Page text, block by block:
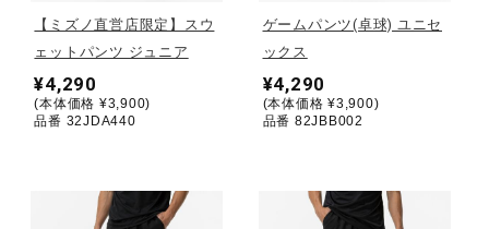
ゴルフ
バレーボール
【ミズノ直営店限定】スウ
ェットパンツ ジュニア
¥4,290
(本体価格 ¥3,900)
品番 32JDA440
ゲームパンツ(卓球) ユニセ
ックス
¥4,290
(本体価格 ¥3,900)
品番 82JBB002